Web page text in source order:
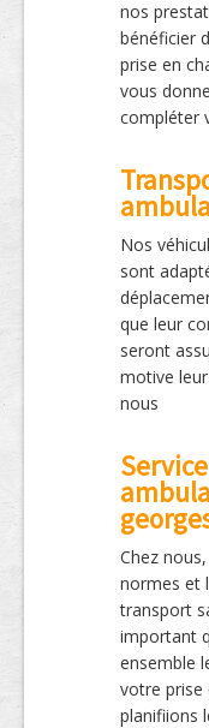
nos
bénéficier
prise en
vous
compléter
Nos
sont
que leur
seront
motive
nous
Chez
normes et
transport
important
ensemble
votre prise
planifiions